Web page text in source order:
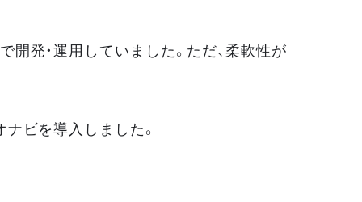
発・運用していました。ただ、柔軟性が
ビを導入しました。